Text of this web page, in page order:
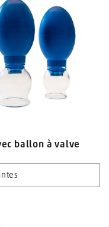
ballon à valve